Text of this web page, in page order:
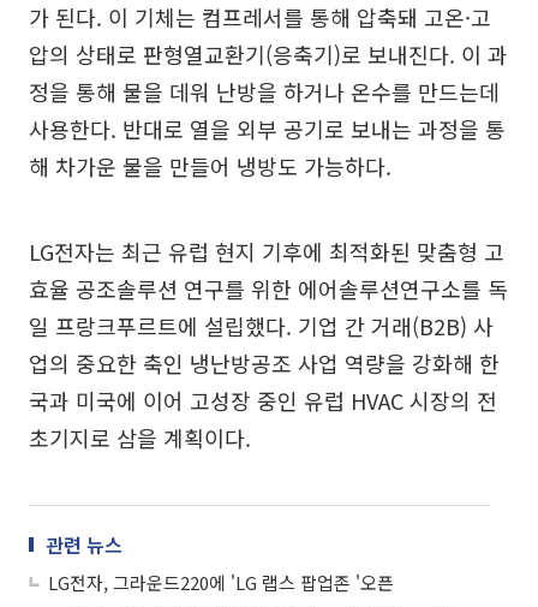
가 된다. 이 기체는 컴프레서를 통해 압축돼 고온·고
압의 상태로 판형열교환기(응축기)로 보내진다. 이 과
정을 통해 물을 데워 난방을 하거나 온수를 만드는데
사용한다. 반대로 열을 외부 공기로 보내는 과정을 통
해 차가운 물을 만들어 냉방도 가능하다.
LG전자는 최근 유럽 현지 기후에 최적화된 맞춤형 고
효율 공조솔루션 연구를 위한 에어솔루션연구소를 독
일 프랑크푸르트에 설립했다. 기업 간 거래(B2B) 사
업의 중요한 축인 냉난방공조 사업 역량을 강화해 한
국과 미국에 이어 고성장 중인 유럽 HVAC 시장의 전
초기지로 삼을 계획이다.
관련 뉴스
LG전자, 그라운드220에 'LG 랩스 팝업존 '오픈